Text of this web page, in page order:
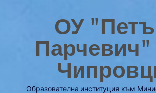
ОУ
Парчевич"
Образователна институция към